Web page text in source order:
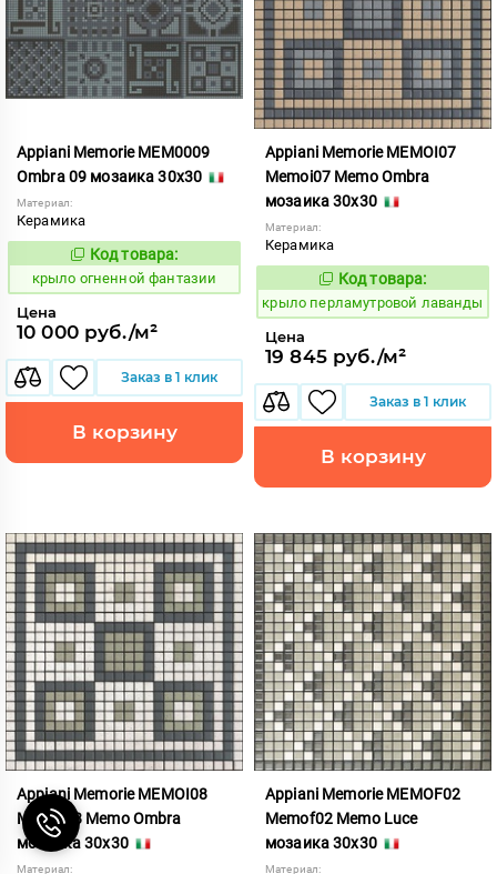
Appiani Memorie MEM0009
Ombra 09 мозаика 30x30
Материал:
Керамика
836487
Код товара:
крыло огненной фантазии
Цена
10 000 руб./м²
Заказ в 1 клик
В корзину
Appiani Memorie MEMOI07
Memoi07 Memo Ombra
мозаика 30x30
Материал:
Керамика
837041
Код товара:
крыло перламутровой лаванды
Цена
19 845 руб./м²
Заказ в 1 клик
В корзину
Appiani Memorie MEMOI08
Memoi08 Memo Ombra
мозаика 30x30
Материал:
Appiani Memorie MEMOF02
Memof02 Memo Luce
мозаика 30x30
Материал: